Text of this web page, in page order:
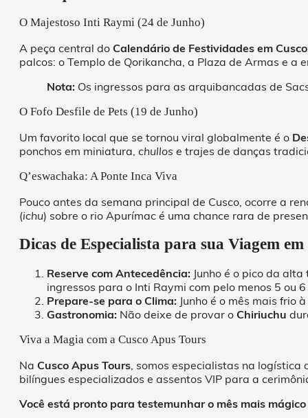
O Majestoso Inti Raymi (24 de Junho)
A peça central do Calendário de Festividades em
palcos: o Templo de Qorikancha, a Plaza de Armas e a
Nota: Os ingressos para as arquibancadas de
O Fofo Desfile de Pets (19 de Junho)
Um favorito local que se tornou viral globalmente é o
ponchos em miniatura, chullos e trajes de danças
Q’eswachaka: A Ponte Inca Viva
Pouco antes da semana principal de Cusco, ocorre a
(ichu) sobre o rio Apurímac é uma chance rara de
Dicas de Especialista para sua Viagem
Reserve com Antecedência: Junho é o pico da
ingressos para o Inti Raymi com pelo menos 5 ou
Prepare-se para o Clima: Junho é o mês mais frio
Gastronomia: Não deixe de provar o Chiriuchu
Viva a Magia com a Cusco Apus Tours
Na Cusco Apus Tours, somos especialistas na logística
bilíngues especializados e assentos VIP para a
Você está pronto para testemunhar o mês mais mágico